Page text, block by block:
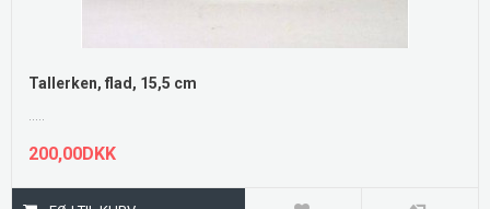
Tallerken, flad, 15,5 cm
.....
200,00DKK